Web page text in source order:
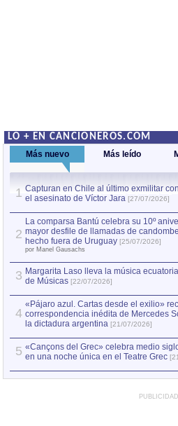
LO + EN CANCIONEROS.COM
Más nuevo Más leído
1 Capturan en Chile al último exmilitar
el asesinato de Víctor Jara [27/07/2026]
2
La comparsa Bantú celebra su 10º
mayor desfile de llamadas de
hecho fuera de Uruguay [25/07/2026]
por Manel Gausachs
3 Margarita Laso lleva la música
de Músicas [22/07/2026]
4
«Pájaro azul. Cartas desde el exilio»
correspondencia inédita de Mercedes
la dictadura argentina [21/07/2026]
5 «Cançons del Grec» celebra medio
en una noche única en el Teatre Grec
PUBLICIDAD